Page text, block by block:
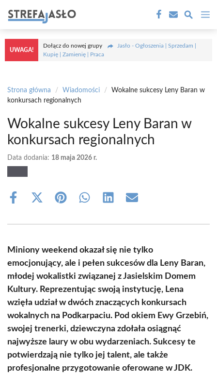
treści
UWAGA!
Dołącz do nowej grupy
Jasło - Ogłoszenia | Sprzedam |
Kupię | Zamienię | Praca
Strona główna / Wiadomości /
Wokalne sukcesy Leny Baran w
konkursach regionalnych
Wokalne sukcesy Leny Baran w
konkursach regionalnych
Data dodania: 18 maja 2026 r.
Share
Share
(Twitter)
Share Share Share Share
Miniony weekend okazał się nie tylko
emocjonujący, ale i pełen sukcesów dla Leny Baran,
młodej wokalistki związanej z Jasielskim Domem
Kultury. Reprezentując swoją instytucję, Lena
wzięła udział w dwóch znaczących konkursach
wokalnych na Podkarpaciu. Pod okiem Ewy Grzebiń,
swojej trenerki, dziewczyna zdołała osiągnąć
najwyższe laury w obu wydarzeniach. Sukcesy te
potwierdzają nie tylko jej talent, ale także
profesjonalne przygotowanie oferowane w JDK.